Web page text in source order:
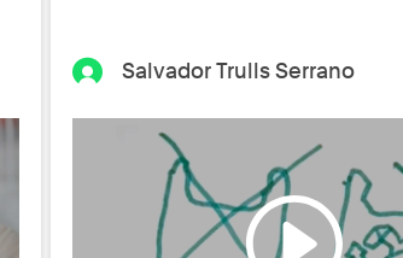
Salvador Trulls Serrano